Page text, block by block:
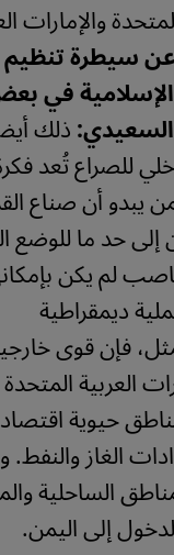
والإمارات
سيطرة تنظيم
الإسلامية في
ذلك
للصراع تُعد
يبدو أن صناع
إلى حد ما للوضع
لم يكن
ديمقراطية
فإن قوى
العربية
حيوية
الغاز
الساحلية
إلى اليمن.